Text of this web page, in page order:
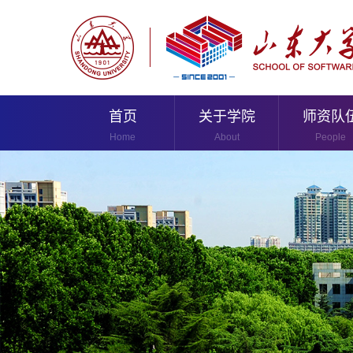
首页
Home
关于学院
About
师资队
People